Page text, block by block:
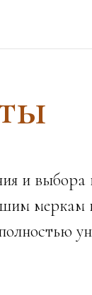
и выбора
меркам и